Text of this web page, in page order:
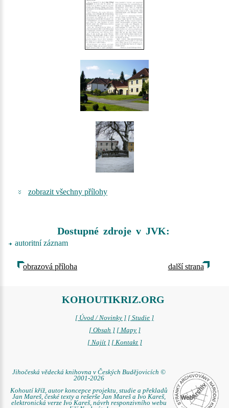
zobrazit všechny přílohy
Dostupné zdroje v JVK:
autoritní záznam
obrazová příloha další strana
KOHOUTIKRIZ.ORG
[ Úvod / Novinky ] [ Studie ]
[ Obsah ] [ Mapy ]
[ Najít ] [ Kontakt ]
Jihočeská vědecká knihovna v Českých Budějovicích ©
2001-2026
Kohoutí kříž, autor koncepce projektu, studie a překladů
Jan Mareš, české texty a rešerše Jan Mareš a Ivo Kareš,
elektronická verze Ivo Kareš, návrh responzivního webu